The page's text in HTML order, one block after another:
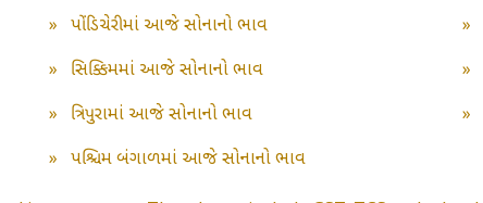
» પોંડિચેરીમાં આજે સોનાનો ભાવ »
» સિક્કિમમાં આજે સોનાનો ભાવ »
» ત્રિપુરામાં આજે સોનાનો ભાવ »
» પશ્ચિમ બંગાળમાં આજે સોનાનો ભાવ